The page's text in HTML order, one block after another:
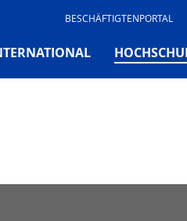
BESCHÄFTIGTENPORTAL